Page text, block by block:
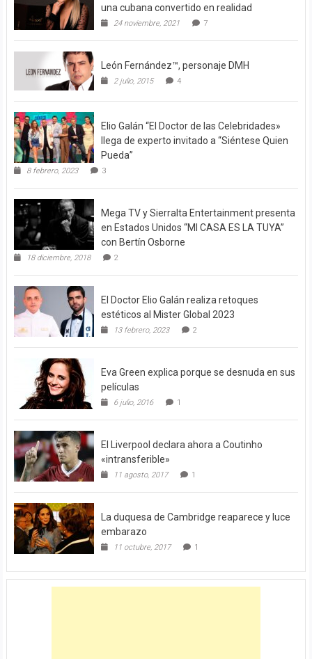
una cubana convertido en realidad
24 noviembre, 2021 7
León Fernández™, personaje DMH
2 julio, 2015 4
Elio Galán “El Doctor de las Celebridades»
llega de experto invitado a “Siéntese Quien
Pueda”
8 febrero, 2023 3
Mega TV y Sierralta Entertainment presenta
en Estados Unidos “MI CASA ES LA TUYA”
con Bertín Osborne
18 diciembre, 2018 2
El Doctor Elio Galán realiza retoques
estéticos al Mister Global 2023
13 febrero, 2023 2
Eva Green explica porque se desnuda en sus
películas
6 julio, 2016 1
El Liverpool declara ahora a Coutinho
«intransferible»
11 agosto, 2017 1
La duquesa de Cambridge reaparece y luce
embarazo
11 octubre, 2017 1